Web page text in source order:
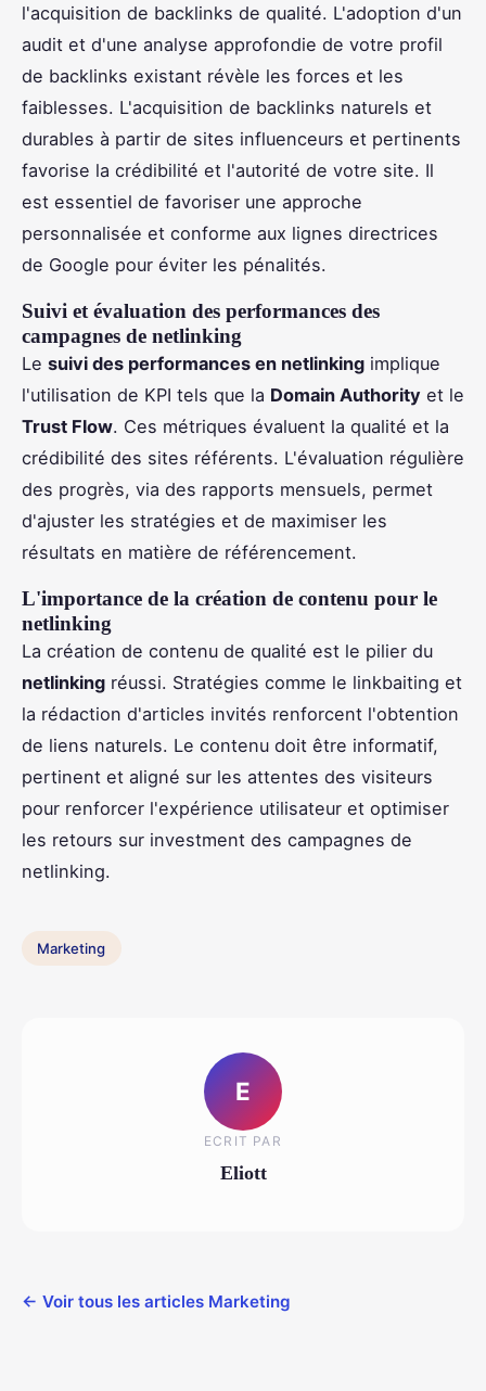
l'acquisition de backlinks de qualité. L'adoption d'un
audit et d'une analyse approfondie de votre profil
de backlinks existant révèle les forces et les
faiblesses. L'acquisition de backlinks naturels et
durables à partir de sites influenceurs et pertinents
favorise la crédibilité et l'autorité de votre site. Il
est essentiel de favoriser une approche
personnalisée et conforme aux lignes directrices
de Google pour éviter les pénalités.
Suivi et évaluation des performances des
campagnes de netlinking
Le suivi des performances en netlinking implique
l'utilisation de KPI tels que la Domain Authority et le
Trust Flow. Ces métriques évaluent la qualité et la
crédibilité des sites référents. L'évaluation régulière
des progrès, via des rapports mensuels, permet
d'ajuster les stratégies et de maximiser les
résultats en matière de référencement.
L'importance de la création de contenu pour le
netlinking
La création de contenu de qualité est le pilier du
netlinking réussi. Stratégies comme le linkbaiting et
la rédaction d'articles invités renforcent l'obtention
de liens naturels. Le contenu doit être informatif,
pertinent et aligné sur les attentes des visiteurs
pour renforcer l'expérience utilisateur et optimiser
les retours sur investment des campagnes de
netlinking.
Marketing
E
ECRIT PAR
Eliott
← Voir tous les articles Marketing